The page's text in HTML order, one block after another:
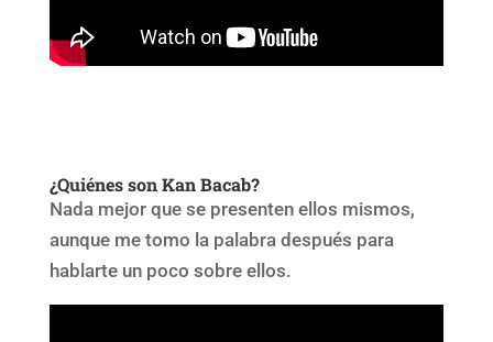
¿Quiénes son Kan Bacab?
Nada mejor que se presenten ellos mismos,
aunque me tomo la palabra después para
hablarte un poco sobre ellos.